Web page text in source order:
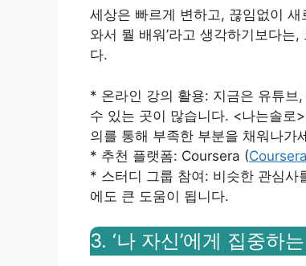
세상은 빠르게 변하고, 끊임없이
와서 뭘 배워’라고 생각하기보다는
다.
* 온라인 강의 활용: 지금은 유튜브
수 있는 곳이 많습니다. <나는솔로
의를 통해 부족한 부분을 채워나가
* 추천 플랫폼: Coursera (Coursera
* 스터디 그룹 참여: 비슷한 관심사
에도 큰 도움이 됩니다.
3. ‘나 자신’에게 집중하